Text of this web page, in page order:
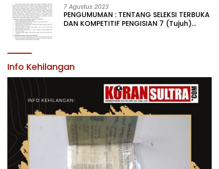
KABUPATEN KONAWE
7 Agustus 2023
PENGUMUMAN : TENTANG SELEKSI TERBUKA
DAN KOMPETITIF PENGISIAN 7 (Tujuh)
Info Kehilangan